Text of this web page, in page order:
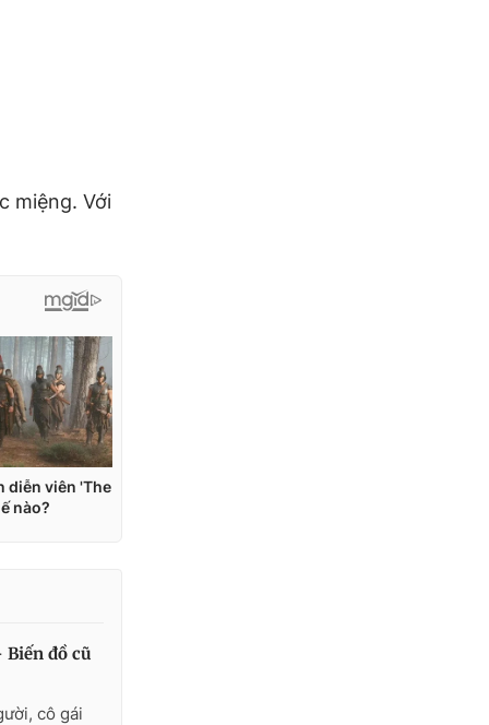
miệng. Với
Biến đồ cũ
cô gái